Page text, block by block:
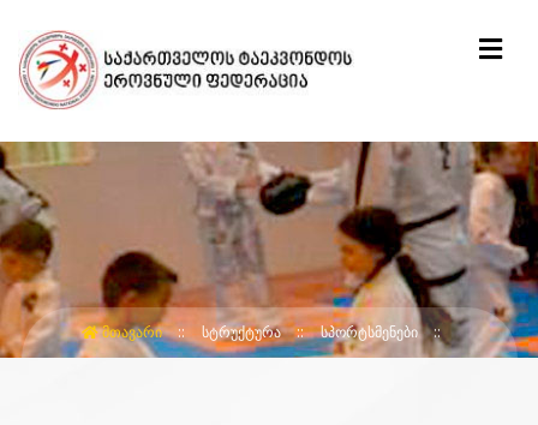
ᲛᲗᲐᲕᲐᲠᲘ ᲡᲢᲠᲣᲥᲢᲣᲠᲐ ᲡᲞᲝᲠᲢᲡᲛᲔᲜᲔᲑᲘ